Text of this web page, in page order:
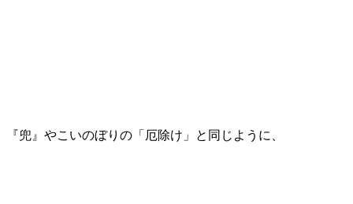
『兜』やこいのぼりの「厄除け」と同じように、